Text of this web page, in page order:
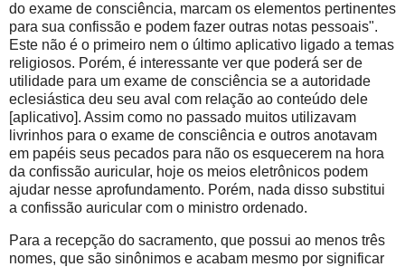
do exame de consciência, marcam os elementos pertinentes
para sua confissão e podem fazer outras notas pessoais".
Este não é o primeiro nem o último aplicativo ligado a temas
religiosos. Porém, é interessante ver que poderá ser de
utilidade para um exame de consciência se a autoridade
eclesiástica deu seu aval com relação ao conteúdo dele
[aplicativo]. Assim como no passado muitos utilizavam
livrinhos para o exame de consciência e outros anotavam
em papéis seus pecados para não os esquecerem na hora
da confissão auricular, hoje os meios eletrônicos podem
ajudar nesse aprofundamento. Porém, nada disso substitui
a confissão auricular com o ministro ordenado.
Para a recepção do sacramento, que possui ao menos três
nomes, que são sinônimos e acabam mesmo por significar